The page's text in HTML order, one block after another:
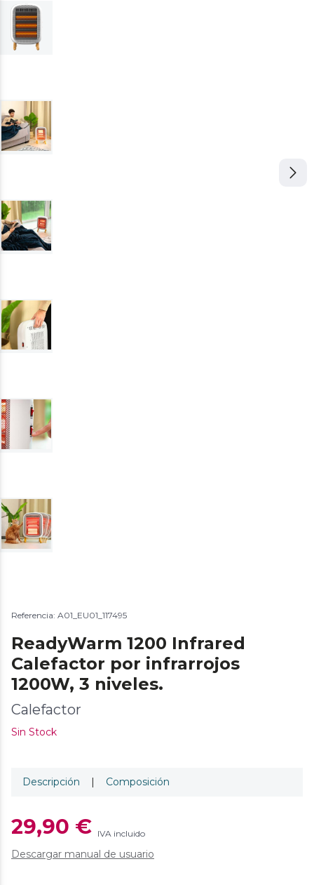
Referencia: A01_EU01_117495
ReadyWarm 1200 Infrared
Calefactor por infrarrojos
1200W, 3 niveles.
Calefactor
Sin Stock
Descripción | Composición
29,90 € IVA incluido
Descargar manual de usuario